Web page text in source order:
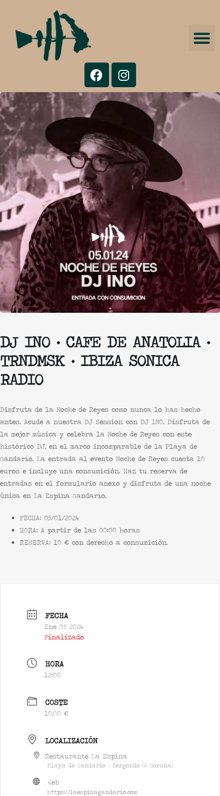
DJ INO · CAFE DE ANATOLIA ·
TRNDMSK · IBIZA SONICA
RADIO
Disfruta de la Noche de Reyes como nunca lo has hecho
antes. Acude a nuestra DJ Session con DJ INO. Disfruta de
la mejor música y celebra la Noche de Reyes con este
histórico DJ, en el marco incomparable de la Playa de
Gandarío. La entrada al evento Noche de Reyes cuesta 10
euros e incluye una consumición. Haz tu reserva de
entradas en el formulario anexo y disfruta de una noche
única en La Espina Gandarío.
FECHA: 05/01/2024
HORA: A partir de las 00:00 horas
RESERVA: 10 € con derecho a consumición.
FECHA
Ene 05 2024
Finalizado
HORA
12:00
COSTE
10,00 €
LOCALIZACIÓN
Restaurante La Espina
Playa de Gandarío - Bergondo (A Coruña)
Web
https://laespinagandario.com